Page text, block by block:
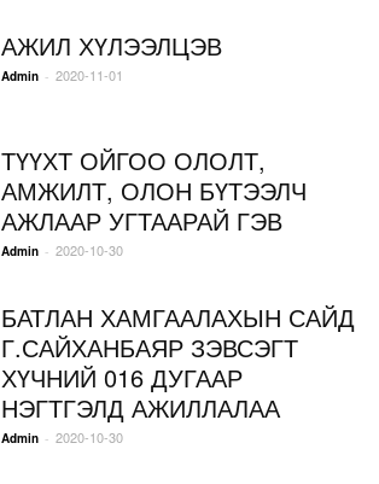
АЖИЛ ХҮЛЭЭЛЦЭВ
Admin - 2020-11-01
ТҮҮХТ ОЙГОО ОЛОЛТ,
АМЖИЛТ, ОЛОН БҮТЭЭЛЧ
АЖЛААР УГТААРАЙ ГЭВ
Admin - 2020-10-30
БАТЛАН ХАМГААЛАХЫН САЙД
Г.САЙХАНБАЯР ЗЭВСЭГТ
ХҮЧНИЙ 016 ДУГААР
НЭГТГЭЛД АЖИЛЛАЛАА
Admin - 2020-10-30